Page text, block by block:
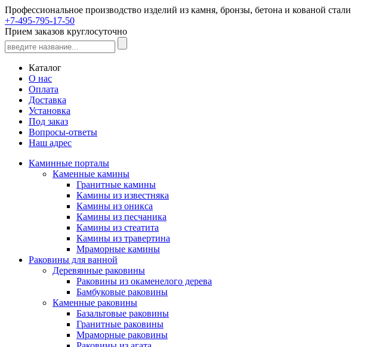
Профессиональное производство изделий из камня, бронзы, бетона и кованой стали
+7-495-795-17-50
Прием заказов круглосуточно
Каталог
О нас
Оплата
Доставка
Установка
Под заказ
Вопросы-ответы
Наш адрес
Каминные порталы
Каменные камины
Гранитные камины
Камины из известняка
Камины из оникса
Камины из песчаника
Камины из стеатита
Камины из травертина
Мраморные камины
Раковины для ванной
Деревянные раковины
Раковины из окаменелого дерева
Бамбуковые раковины
Каменные раковины
Базальтовые раковины
Гранитные раковины
Мраморные раковины